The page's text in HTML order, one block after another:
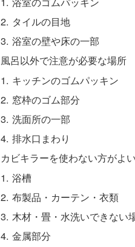
タイルの目地
浴室の壁や床の一部
風呂以外で注意が必要な場所
キッチンのゴムパッキン
窓枠のゴム部分
洗面所の一部
排水口まわり
カビキラーを使わない方がよ
浴槽
布製品・カーテン・衣類
木材・畳・水洗いできない
金属部分